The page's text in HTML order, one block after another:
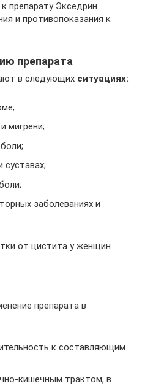
препарату Экседрин
и противопоказания к
препарата
в следующих ситуациях:
мигрени;
заболеваниях и
от цистита у женщин
препарата в
к составляющим
кишечным трактом, в